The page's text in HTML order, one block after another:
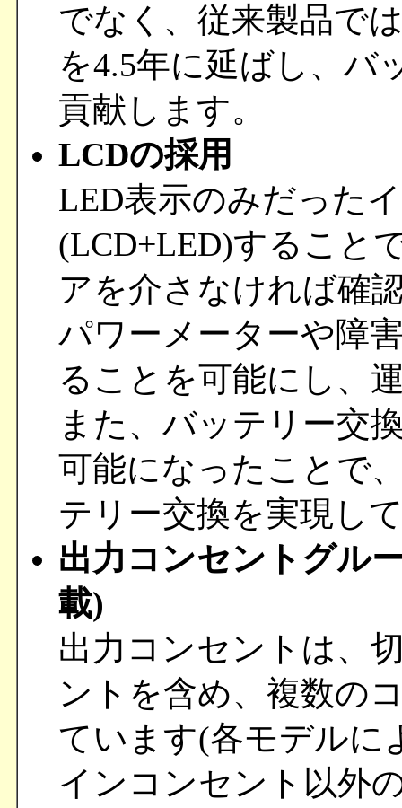
でなく、従来製品で
を4.5年に延ばし、バ
貢献します。
LCDの採用
LED表示のみだった
(LCD+LED)すること
アを介さなければ確
パワーメーターや障
ることを可能にし、
また、バッテリー交
可能になったことで
テリー交換を実現し
出力コンセントグル
載)
出力コンセントは、
ントを含め、複数の
ています(各モデルに
インコンセント以外